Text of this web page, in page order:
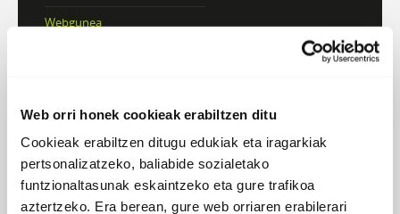
Web orri honek cookieak erabiltzen ditu
Cookieak erabiltzen ditugu edukiak eta iragarkiak
pertsonalizatzeko, baliabide sozialetako
funtzionaltasunak eskaintzeko eta gure trafikoa
aztertzeko. Era berean, gure web orriaren erabilerari
Webgunea
DISKOGRAFIA BIOGRAFIA